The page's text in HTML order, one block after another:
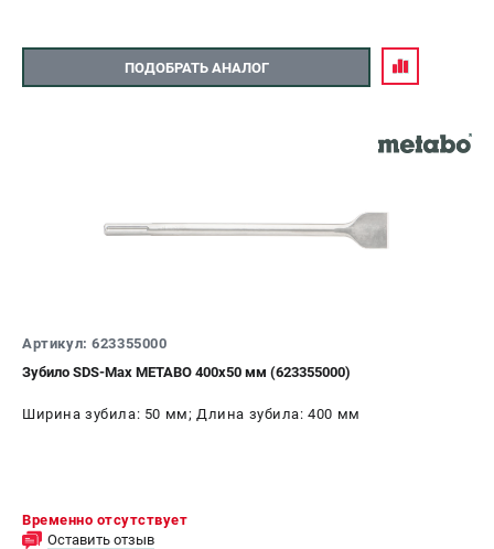
ПОДОБРАТЬ АНАЛОГ
Артикул: 623355000
Зубило SDS-Max METABO 400х50 мм (623355000)
Ширина зубила: 50 мм; Длина зубила: 400 мм
Временно отсутствует
Оставить отзыв